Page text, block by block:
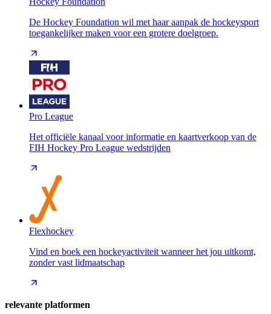
De Hockey Foundation wil met haar aanpak de hockeysport
toegankelijker maken voor een grotere doelgroep.
Pro League
Het officiële kanaal voor informatie en kaartverkoop van de
FIH Hockey Pro League wedstrijden
Flexhockey
Vind en boek een hockeyactiviteit wanneer het jou uitkomt,
zonder vast lidmaatschap
relevante platformen